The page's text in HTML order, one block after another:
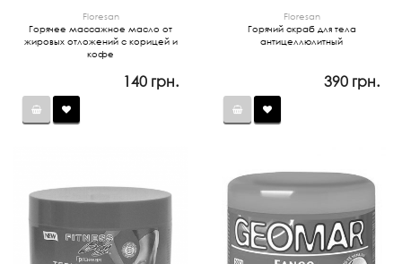
Floresan
Горячее массажное масло от
жировых отложений с корицей и
кофе
140 грн.
Floresan
Горячий скраб для тела
антицеллюлитный
390 грн.